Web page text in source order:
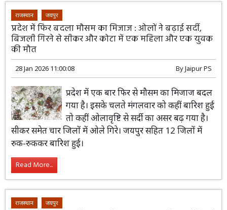
Read More...
राजस्थान
प्रदेश में फिर बदला मौसम का मिजाज : ओलों ने बढ़ाई सर्दी,
बिजली गिरने से सीकर और कोटा में एक महिला और एक युवक
की मौत
28 Jan 2026 11:00:08 ByJaipur PS
प्रदेश में एक बार फिर से मौसम का मिजाज बदल
गया है। इसके चलते मंगलवार को कहीं बारिश हुई
सीकर समेत चार जिलों में ओले गिरे। जयपुर सहित 12 जिलों में
रुक-रुककर बारिश हुई।
Read More...